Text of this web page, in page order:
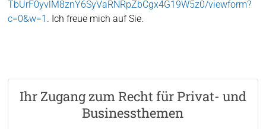
TbUrF0yvlM8znY6SyVaRNRpZbCgx4G19W5z0/viewform?
c=0&w=1 . Ich freue mich auf Sie.
Ihr Zugang zum Recht für Privat- und
Businessthemen